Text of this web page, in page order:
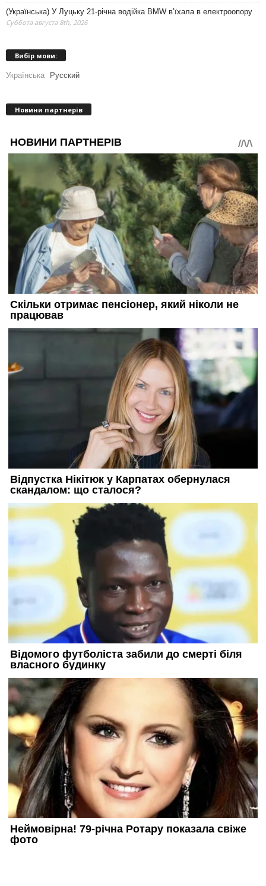
(Українська) У Луцьку 21-річна водійка BMW в’їхала в електроопору
Суббота августа 8th, 2026
Вибір мови:
Українська Русский
Новини партнерів